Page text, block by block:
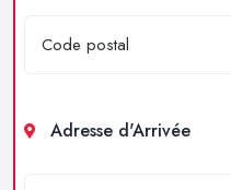
Adresse d'Arrivée